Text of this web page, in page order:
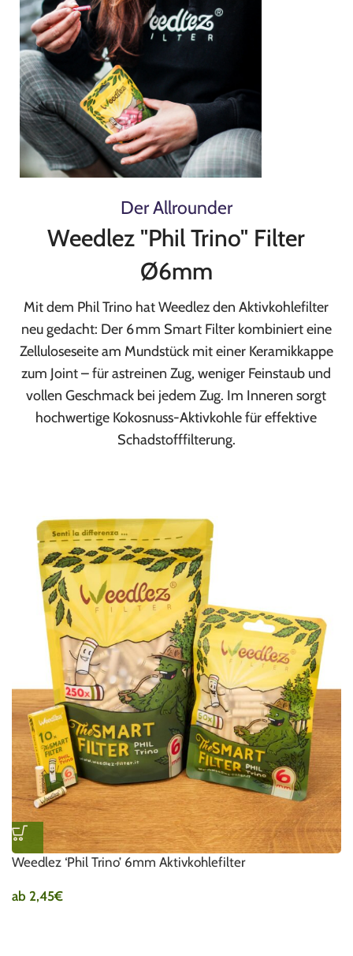
Der Allrounder
Weedlez "Phil Trino" Filter
Ø6mm
Mit dem Phil Trino hat Weedlez den Aktivkohlefilter
neu gedacht: Der 6 mm Smart Filter kombiniert eine
Zelluloseseite am Mundstück mit einer Keramikkappe
zum Joint – für astreinen Zug, weniger Feinstaub und
vollen Geschmack bei jedem Zug. Im Inneren sorgt
hochwertige Kokosnuss-Aktivkohle für effektive
Schadstofffilterung.
Weedlez ‘Phil Trino’ 6mm Aktivkohlefilter
ab 2,45€